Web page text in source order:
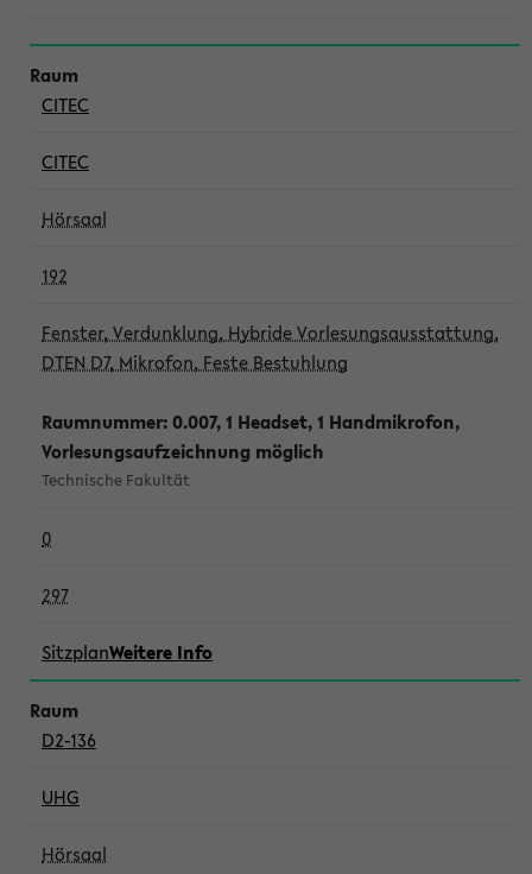
CITEC
CITEC
Hörsaal
192
Fenster, Verdunklung, Hybride Vorlesungsausstattung,
DTEN D7, Mikrofon, Feste Bestuhlung
Raumnummer: 0.007, 1 Headset, 1 Handmikrofon,
Vorlesungsaufzeichnung möglich
Technische Fakultät
0
297
SitzplanWeitere Info
D2-136
UHG
Hörsaal